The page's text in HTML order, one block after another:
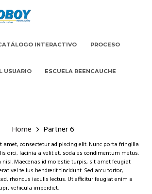
INTERACTIVO PROCESO
USUARIO ESCUELA REENCAUCHE
Home Partner 6
amet, consectetur adipiscing elit. Nunc porta fringilla
orci, lacinia a velit et, sodales condimentum metus.
Maecenas id molestie turpis, sit amet feugiat
vel tellus hendrerit tincidunt. Sed arcu tortor,
rhoncus iaculis lectus. Ut efficitur feugiat enim a
vehicula imperdiet.